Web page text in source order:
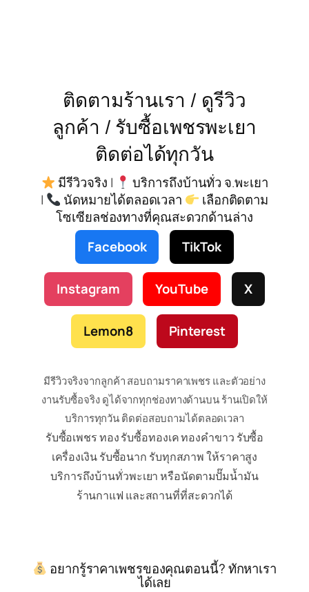
ติดตามร้านเรา / ดูรีวิว
ลูกค้า / รับซื้อเพชรพะเยา
ติดต่อได้ทุกวัน
มีรีวิวจริง |
บริการถึงบ้านทั่ว จ.พะเยา
|
นัดหมายได้ตลอดเวลา
เลือกติดตาม
โซเซียลช่องทางที่คุณสะดวกด้านล่าง
Facebook
TikTok
Instagram YouTube X
Lemon8 Pinterest
มีรีวิวจริงจากลูกค้า สอบถามราคาเพชร และตัวอย่าง
งานรับซื้อจริง ดูได้จากทุกช่องทางด้านบน ร้านเปิดให้
บริการทุกวัน ติดต่อสอบถามได้ตลอดเวลา
รับซื้อเพชร ทอง รับซื้อทองเค ทองคำขาว รับซื้อ
เครื่องเงิน รับซื้อนาก รับทุกสภาพ ให้ราคาสูง
บริการถึงบ้านทั่วพะเยา หรือนัดตามปั๊มน้ำมัน
ร้านกาแฟ และสถานที่ที่สะดวกได้
อยากรู้ราคาเพชรของคุณตอนนี้? ทักหาเรา
ได้เลย